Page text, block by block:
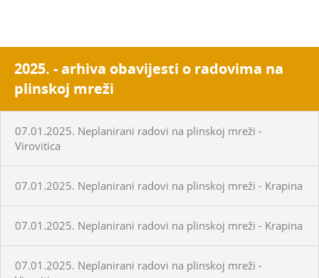
2025. - arhiva obavijesti o radovima na
plinskoj mreži
07.01.2025. Neplanirani radovi na plinskoj mreži -
Virovitica
07.01.2025. Neplanirani radovi na plinskoj mreži - Krapina
07.01.2025. Neplanirani radovi na plinskoj mreži - Krapina
07.01.2025. Neplanirani radovi na plinskoj mreži -